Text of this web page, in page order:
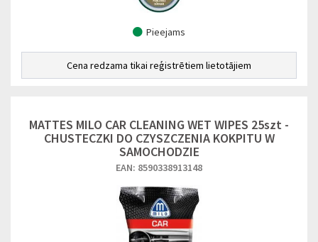
Pieejams
Cena redzama tikai reģistrētiem lietotājiem
MATTES MILO CAR CLEANING WET WIPES 25szt -
CHUSTECZKI DO CZYSZCZENIA KOKPITU W
SAMOCHODZIE
EAN: 8590338913148